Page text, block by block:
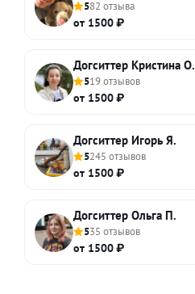
582 отзыва
от 1500 ₽
Догситтер Кристина О.
519 отзывов
от 1500 ₽
Догситтер Игорь Я.
5245 отзывов
от 1500 ₽
Догситтер Ольга П.
535 отзывов
от 1500 ₽